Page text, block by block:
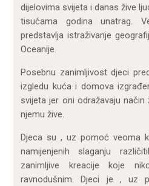
dijelovima svijeta i danas žive
tisućama godina unatrag.
predstavlja istraživanje
Oceanije.
Posebnu zanimljivost djeci
izgledu kuća i domova
svijeta jer oni odražavaju
njemu žive.
Djeca su , uz pomoć veoma
namijenjenih slaganju
zanimljive kreacije koje
ravnodušnim. Djeci je , uz